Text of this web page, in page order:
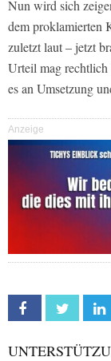
Nun wird sich
dem proklamierten
zuletzt laut – jetzt
Urteil mag
es an Umsetzung
Anzeige
Facebook Twitter